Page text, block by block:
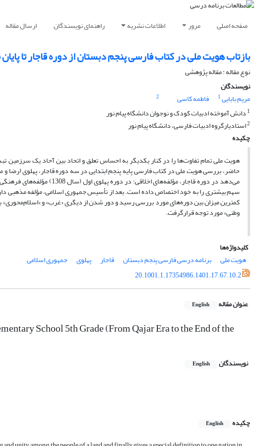
صفحه اصلی مرور اطلاعات نشریه راهنمای نویسندگان ارسال مقاله
بازتاب هویت ملی در کتاب فارسی پنجم دبستان از دوره قاجار تا
نوع مقاله : مقاله پژوهشی
نویسندگان
مریم بابایی1 فاطمه کاسی
2
1 دانش آموخته ادبیات کودک و نوجوان دانشگاه پیام نور
2استادیارگروه ادبیات فارسی، دانشگاه پیام نور
چکیده
هویت ملی تمام تفاوت‌ها را در کنار یکدیگر به احساس تعلق و اتحاد بین آحاد یک
حاضر، بررسی هویت ملی در کتاب فارسی پایه پنجم ابتدایی در سه دوره قاجار، پهلوی
کمترین میزان بین دوره‌های مورد بررسی رسید و دور شدن از دیگری «غرب» و
وطنی» مورد توجه قرارگرفت.
کلیدواژه‌ها
هویت ملی
برنامه درسی فارسی پنجم دبستان قاجار پهلوی
جمهوری اسلامی
20.1001.1.17354986.1401.17.67.10.2
عنوان مقاله English
School 5th Grade (From Qajar Era to the End of the
نویسندگان English
چکیده
English